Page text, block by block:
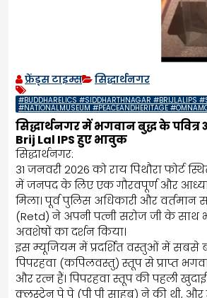
फ्रेंड्स टाइम्स सिद्धार्थनगर
#BUDDHARELICS #SIDDHARTHNAGAR #BRIJLALIPS
#NATIONALMUSEUM #PEACEANDHERITAGE
सिद्धार्थनगर में भगवान बुद्ध के पवित्र
Brij Lal IPS हुए भावुक
सिद्धार्थनगर:
31 जनवरी 2026 को राय पिथौरा फोर्ट
में जनपद के लिए एक गौरवपूर्ण और
मिला। पूर्व पुलिस अधिकारी और वर्तमान
(Retd) ने अपनी पत्नी सरोज जी के साथ
अवशेषों का दर्शन किया।
इस म्यूजियम में प्रदर्शित वस्तुओं में सबसे
पिपरहवा (कपिलवस्तु) स्तूप से प्राप्त
और रत्न हैं। पिपरहवा स्तूप की पहली
क्लस्ट्रेन पे पे (पी पी साहब) ने की थी,